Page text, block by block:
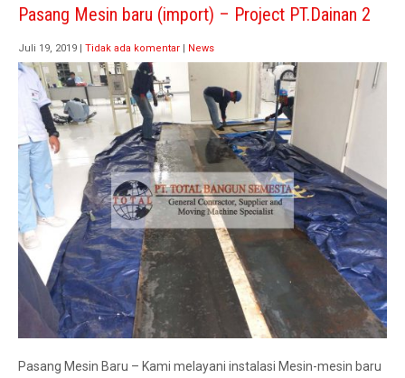
Pasang Mesin baru (import) – Project PT.Dainan 2
Juli 19, 2019 Tidak ada komentar News
Pasang Mesin Baru – Kami melayani instalasi Mesin-mesin baru